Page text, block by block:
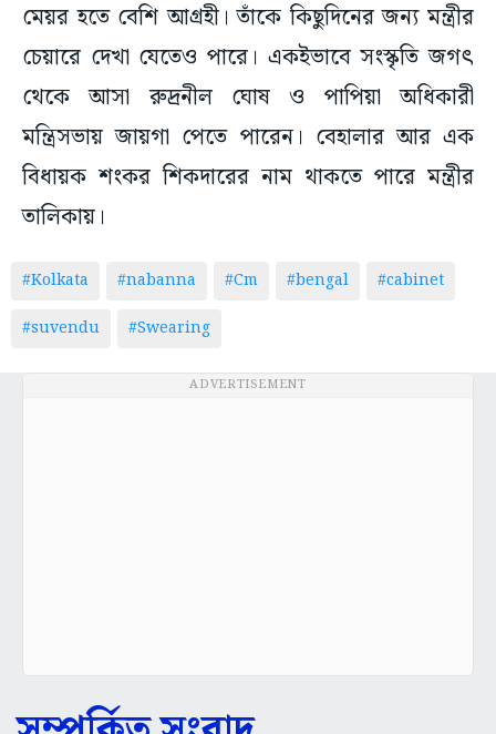
মেয়র হতে বেশি আগ্রহী। তাঁকে কিছুদিনের জন্য মন্ত্রীর
চেয়ারে দেখা যেতেও পারে। একইভাবে সংস্কৃতি জগৎ
থেকে আসা রুদ্রনীল ঘোষ ও পাপিয়া অধিকারী
মন্ত্রিসভায় জায়গা পেতে পারেন। বেহালার আর এক
বিধায়ক শংকর শিকদারের নাম থাকতে পারে মন্ত্রীর
তালিকায়।
#Kolkata #nabanna #Cm #bengal
#cabinet
#suvendu
#Swearing
ADVERTISEMENT